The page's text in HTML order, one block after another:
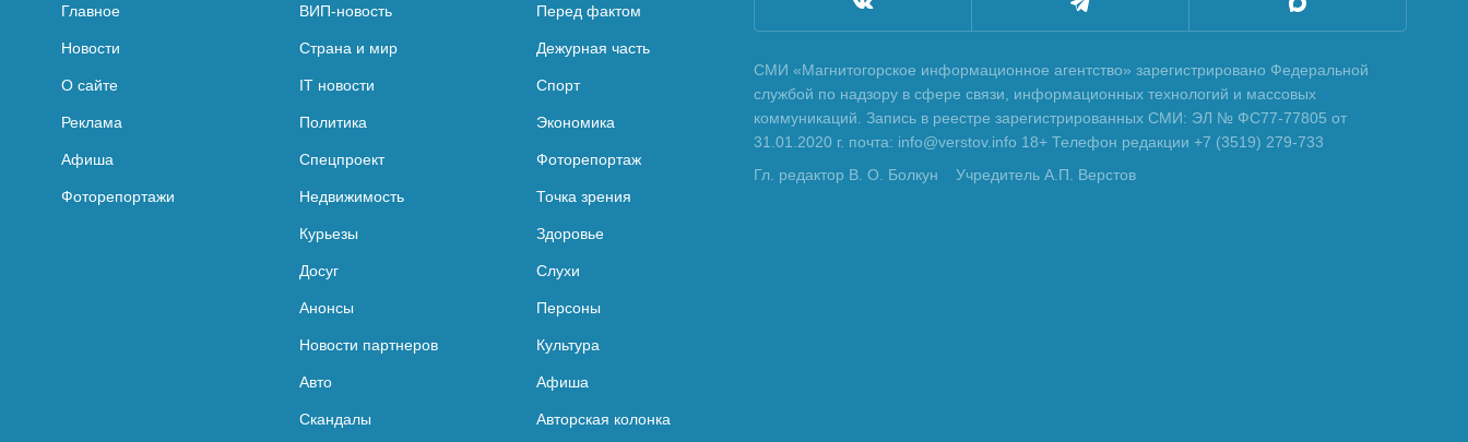
Главное
Новости
О сайте
Реклама
Афиша
Фоторепортажи
ВИП-новость Перед фактом
Страна и мир Дежурная часть
IT новости Спорт
Политика Экономика
Спецпроект Фоторепортаж
Недвижимость Точка зрения
Курьезы Здоровье
Досуг Слухи
Анонсы Персоны
Новости партнеров Культура
Авто Афиша
Скандалы Авторская колонка
СМИ «Магнитогорское информационное агентство» зарегистрировано Федеральной
службой по надзору в сфере связи, информационных технологий и массовых
коммуникаций. Запись в реестре зарегистрированных СМИ: ЭЛ № ФС77-77805 от
31.01.2020 г. почта: info@verstov.info 18+ Телефон редакции +7 (3519) 279-733
Гл. редактор В. О. Болкун
Учредитель А.П. Верстов